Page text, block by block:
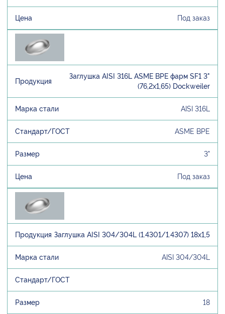
Под заказ
Заглушка AISI 316L ASME BPE фарм SF1 3"
(76,2х1,65) Dockweiler
AISI 316L
ASME BPE
3"
Под заказ
Заглушка AISI 304/304L (1.4301/1.4307) 18х1,5
AISI 304/304L
18